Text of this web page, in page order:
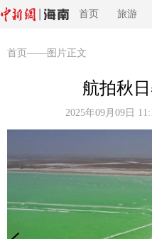
首页 旅游
首页 ——图片正文
航拍秋
2025年09月09日